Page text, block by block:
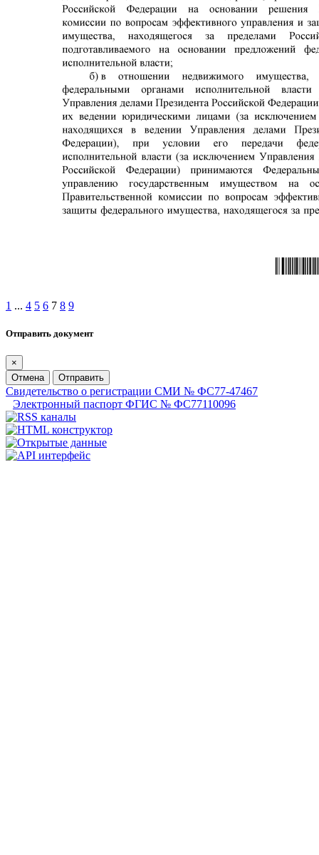
1 ... 4 5 6 7 8 9
Отправить документ
×
Отмена
Отправить
Свидетельство о регистрации СМИ № ФС77-47467
Электронный паспорт ФГИС № ФС77110096